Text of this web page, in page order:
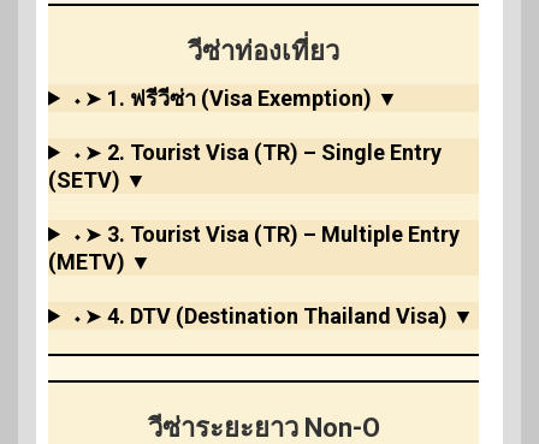
วีซ่าท่องเที่ยว
⬩➤ 1. ฟรีวีซ่า (Visa Exemption) ▼
⬩➤ 2. Tourist Visa (TR) – Single Entry
(SETV) ▼
⬩➤ 3. Tourist Visa (TR) – Multiple Entry
(METV) ▼
⬩➤4. DTV (Destination Thailand Visa) ▼
วีซ่าระยะยาว Non-O